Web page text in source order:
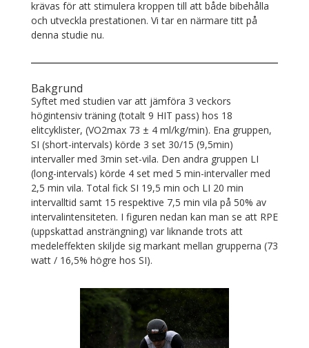
krävas för att stimulera kroppen till att både bibehålla
och utveckla prestationen. Vi tar en närmare titt på
denna studie nu.
Bakgrund
Syftet med studien var att jämföra 3 veckors
högintensiv träning (totalt 9 HIT pass) hos 18
elitcyklister, (VO2max 73 ± 4 ml/kg/min). Ena gruppen,
SI (short-intervals) körde 3 set 30/15 (9,5min)
intervaller med 3min set-vila. Den andra gruppen LI
(long-intervals) körde 4 set med 5 min-intervaller med
2,5 min vila. Total fick SI 19,5 min och LI 20 min
intervalltid samt 15 respektive 7,5 min vila på 50% av
intervalintensiteten. I figuren nedan kan man se att RPE
(uppskattad ansträngning) var liknande trots att
medeleffekten skiljde sig markant mellan grupperna (73
watt / 16,5% högre hos SI).